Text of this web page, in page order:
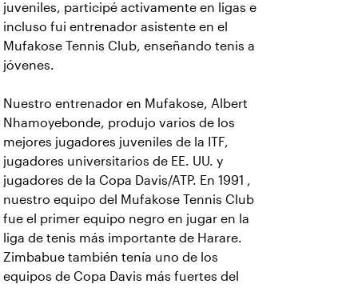
juveniles, participé activamente en ligas e
incluso fui entrenador asistente en el
Mufakose Tennis Club, enseñando tenis a
jóvenes.
Nuestro entrenador en Mufakose, Albert
Nhamoyebonde, produjo varios de los
mejores jugadores juveniles de la ITF,
jugadores universitarios de EE. UU. y
jugadores de la Copa Davis/ATP. En 1991 ,
nuestro equipo del Mufakose Tennis Club
fue el primer equipo negro en jugar en la
liga de tenis más importante de Harare.
Zimbabue también tenía uno de los
equipos de Copa Davis más fuertes del